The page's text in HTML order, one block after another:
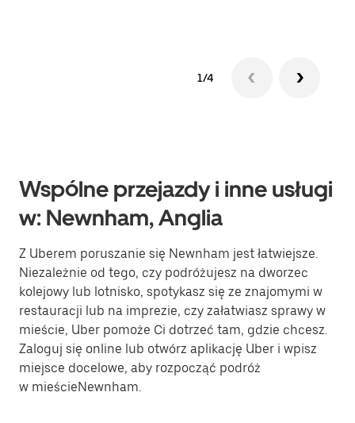
1/4
Wspólne przejazdy i inne usługi
w: Newnham, Anglia
Z Uberem poruszanie się Newnham jest łatwiejsze.
Niezależnie od tego, czy podróżujesz na dworzec
kolejowy lub lotnisko, spotykasz się ze znajomymi w
restauracji lub na imprezie, czy załatwiasz sprawy w
mieście, Uber pomoże Ci dotrzeć tam, gdzie chcesz.
Zaloguj się online lub otwórz aplikację Uber i wpisz
miejsce docelowe, aby rozpocząć podróż
w mieścieNewnham.